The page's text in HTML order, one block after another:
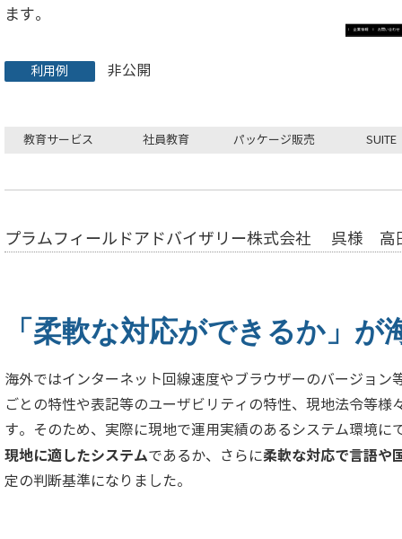
ます。
利用例 非公開
教育サービス 社員教育 パッケージ販売 SUITE
プラムフィールドアドバイザリー株式会社 呉様 高
「柔軟な対応ができるか」が
海外ではインターネット回線速度やブラウザーのバージョン
ごとの特性や表記等のユーザビリティの特性、現地法令等様
す。そのため、実際に現地で運用実績のあるシステム環境に
現地に適したシステムであるか、さらに柔軟な対応で言語や
定の判断基準になりました。